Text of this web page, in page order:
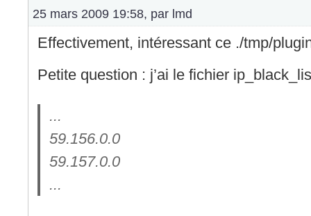
25 mars 2009 19:58, par lmd
Effectivement, intéressant ce ./tmp/
Petite question : j’ai le fichier
...
59.156.0.0
59.157.0.0
...